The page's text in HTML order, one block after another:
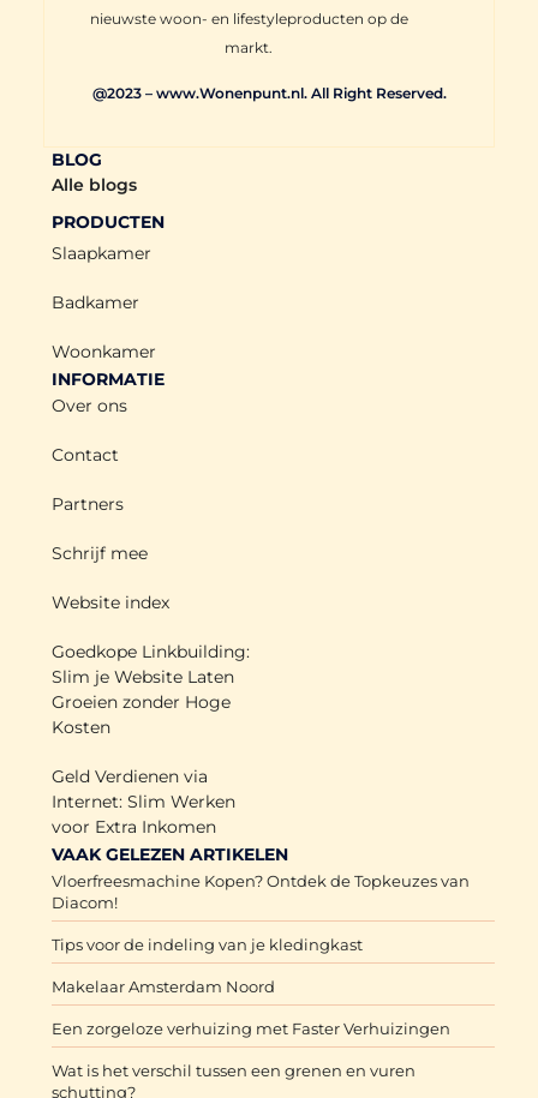
nieuwste woon- en lifestyleproducten op de
markt.
@2023 – www.Wonenpunt.nl. All Right Reserved.
BLOG
Alle blogs
PRODUCTEN
Slaapkamer
Badkamer
Woonkamer
INFORMATIE
Over ons
Contact
Partners
Schrijf mee
Website index
Goedkope Linkbuilding:
Slim je Website Laten
Groeien zonder Hoge
Kosten
Geld Verdienen via
Internet: Slim Werken
voor Extra Inkomen
VAAK GELEZEN ARTIKELEN
Vloerfreesmachine Kopen? Ontdek de Topkeuzes van
Diacom!
Tips voor de indeling van je kledingkast
Makelaar Amsterdam Noord
Een zorgeloze verhuizing met Faster Verhuizingen
Wat is het verschil tussen een grenen en vuren
schutting?